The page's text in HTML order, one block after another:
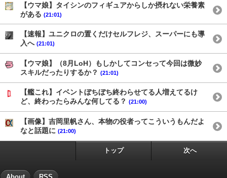
【ウマ娘】タイシンのフィギュアからしか摂れない栄養素
がある (21:01)
【速報】ユニクロの置くだけセルフレジ、スーパーにも導
入へ (21:01)
【ウマ娘】（8月LoH）もしかしてコンセって今回は微妙
スキルだったりするか？ (21:01)
【艦これ】イベントぼちぼち終わらせてる人増えてるけ
ど、終わったらみんな何してる？ (21:00)
【画像】吉岡里帆さん、本物の役者ってこういうもんだよ
なと話題に (21:00)
トップ 次へ